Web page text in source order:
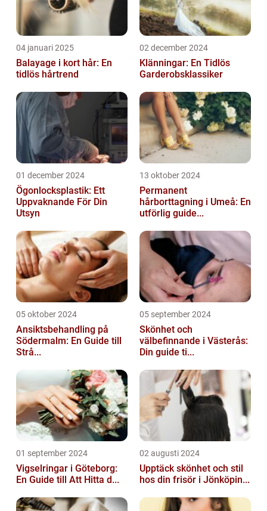
04 januari 2025
Balayage i kort hår: En
tidlös hårtrend
02 december 2024
Klänningar: En Tidlös
Garderobsklassiker
01 december 2024
Ögonlocksplastik: Ett
Uppvaknande För Din
Utsyn
13 oktober 2024
Permanent
hårborttagning i Umeå: En
utförlig guide...
05 oktober 2024
Ansiktsbehandling på
Södermalm: En Guide till
Strå...
05 september 2024
Skönhet och
välbefinnande i Västerås:
Din guide ti...
01 september 2024
Vigselringar i Göteborg:
En Guide till Att Hitta d...
02 augusti 2024
Upptäck skönhet och stil
hos din frisör i Jönköpin...